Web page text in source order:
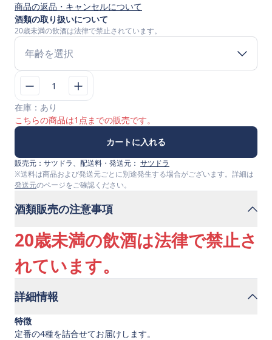
商品の返品・キャンセルについて
酒類の取り扱いについて
20歳未満の飲酒は法律で禁止されています。
年齢を選択
1
在庫： あり
こちらの商品は1 点までの販売です。
カートに入れる
販売元： サツドラ、配送料・発送元： サツドラ
※送料は商品および発送元ごとに別途発生する場合がございます。詳細は
発送元のページをご確認ください。
酒類販売の注意事項
20歳未満の飲酒は法律で禁止さ
れています。
詳細情報
特徴
定番の4種を詰合せてお届けします。